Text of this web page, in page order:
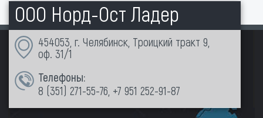
ООО Норд-Ост Ладер
454053, г. Челябинск, Троицкий тракт 9,
оф. 31/1
Телефоны:
8 (351) 271-55-76 +7 951 252-91-87